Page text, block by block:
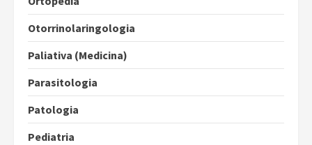
Otorrinolaringologia
Paliativa (Medicina)
Parasitologia
Patologia
Pediatria